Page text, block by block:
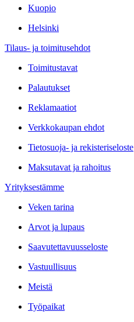
Kuopio
Helsinki
Tilaus- ja toimitusehdot
Toimitustavat
Palautukset
Reklamaatiot
Verkkokaupan ehdot
Tietosuoja- ja rekisteriseloste
Maksutavat ja rahoitus
Yrityksestämme
Veken tarina
Arvot ja lupaus
Saavutettavuusseloste
Vastuullisuus
Meistä
Työpaikat